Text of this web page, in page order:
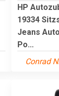
HP
19334
Jeans
Po...
Conrad